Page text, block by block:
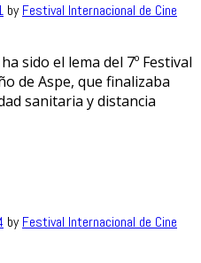
byFestival Internacional de Cine
sido el lema del 7º Festival
de Aspe, que finalizaba
sanitaria y distancia
byFestival Internacional de Cine